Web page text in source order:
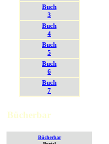
Buch
3
Buch
4
Buch
5
Buch
6
Buch
7
Bücherbar
Bücherbar